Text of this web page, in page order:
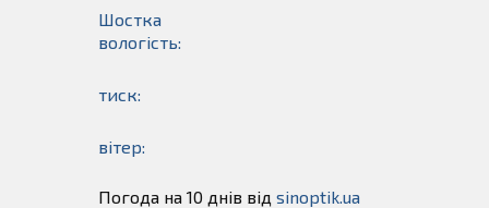
Шостка
вологість:
тиск:
вітер:
Погода на 10 днів від sinoptik.ua